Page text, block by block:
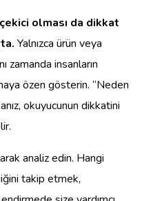
olması da dikkat
Yalnızca ürün veya
zamanda insanların
özen gösterin. “Neden
okuyucunun dikkatini
analiz edin. Hangi
takip etmek,